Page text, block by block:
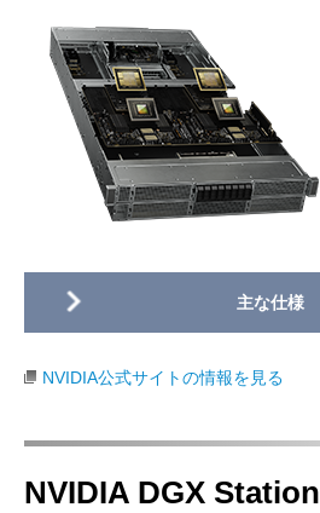
NVIDIA公式サイトの情報を見る
NVIDIA DGX Station